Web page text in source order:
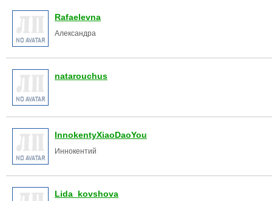
Rafaelevna
Александра
natarouchus
InnokentyXiaoDaoYou
Иннокентий
Lida_kovshova